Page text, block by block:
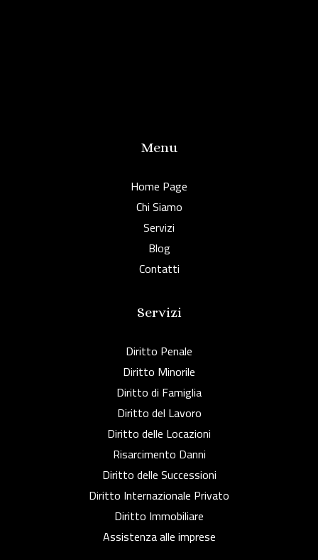
Menu
Home Page
Chi Siamo
Servizi
Blog
Contatti
Servizi
Diritto Penale
Diritto Minorile
Diritto di Famiglia
Diritto del Lavoro
Diritto delle Locazioni
Risarcimento Danni
Diritto delle Successioni
Diritto Internazionale Privato
Diritto Immobiliare
Assistenza alle imprese